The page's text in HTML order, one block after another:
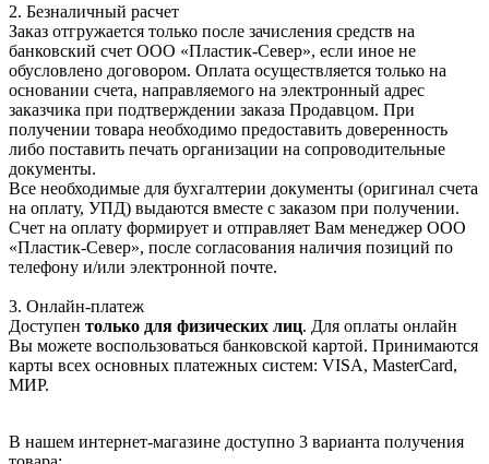
2. Безналичный расчет
Заказ отгружается только после зачисления средств на
банковский счет ООО «Пластик-Север», если иное не
обусловлено договором. Оплата осуществляется только на
основании счета, направляемого на электронный адрес
заказчика при подтверждении заказа Продавцом. При
получении товара необходимо предоставить доверенность
либо поставить печать организации на сопроводительные
документы.
Все необходимые для бухгалтерии документы (оригинал счета
на оплату, УПД) выдаются вместе с заказом при получении.
Счет на оплату формирует и отправляет Вам менеджер ООО
«Пластик-Север», после согласования наличия позиций по
телефону и/или электронной почте.
3. Онлайн-платеж
Доступен только для физических лиц. Для оплаты онлайн
Вы можете воспользоваться банковской картой. Принимаются
карты всех основных платежных систем: VISA, MasterCard,
МИР.
В нашем интернет-магазине доступно 3 варианта получения